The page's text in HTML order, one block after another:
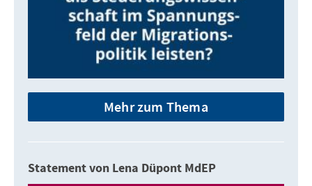
Mehr zum Thema
Statement von Lena Düpont MdEP